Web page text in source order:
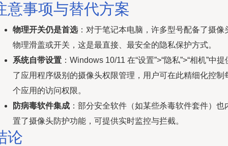
意事项与替代方案
物理开关仍是首选：对于笔记本电脑，许多型号配备了摄像
物理滑盖或开关，这是最直接、最安全的隐私保护方式。
系统自带设置 ：Windows 10/11 在“设置”>“隐私”>“相机”中提
了应用程序级别的摄像头权限管理，用户可在此精细化控制
个应用的访问权限。
防病毒软件集成 ：部分安全软件（如某些杀毒软件套件）也
置了摄像头防护功能，可提供实时监控与拦截。
论